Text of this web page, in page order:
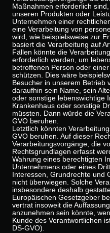
Maßnahmen erforderlich
unseren Produkten oder
Unternehmen einer
eine Verarbeitung von
wird, wie beispielsweise zur
basiert die Verarbeitung auf
Fällen könnte die
erforderlich werden, um
betroffenen Person oder
schützen. Dies wäre
Besucher in unserem Betrieb
daraufhin sein Name, sein
oder sonstige lebenswichtige
Krankenhaus oder sonstige
müssten. Dann würde die
GVO beruhen.
Letztlich könnten
GVO beruhen. Auf dieser
Verarbeitungsvorgänge, die
Rechtsgrundlagen erfasst
Wahrung eines berechtigten
Unternehmens oder eines
Interessen, Grundrechte und
nicht überwiegen. Solche
insbesondere deshalb
Europäischen Gesetzgeber
vertrat insoweit die
anzunehmen sein könnte,
Kunde des Verantwortlichen
DS-GVO).